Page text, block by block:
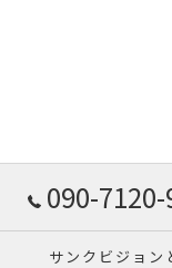
090-
サンクビジョン